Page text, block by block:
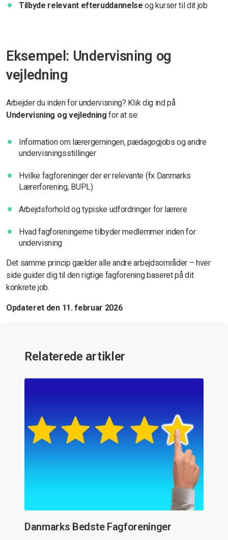
Tilbyde relevant efteruddannelse og kurser til dit job
Eksempel: Undervisning og
vejledning
Arbejder du inden for undervisning? Klik dig ind på
Undervisning og vejledning for at se:
Information om lærergerningen, pædagogjobs og andre
undervisningsstillinger
Hvilke fagforeninger der er relevante (fx Danmarks
Lærerforening, BUPL)
Arbejdsforhold og typiske udfordringer for lærere
Hvad fagforeningerne tilbyder medlemmer inden for
undervisning
Det samme princip gælder alle andre arbejdsområder – hver
side guider dig til den rigtige fagforening baseret på dit
konkrete job.
Opdateret den 11. februar 2026
Relaterede artikler
Danmarks Bedste Fagforeninger